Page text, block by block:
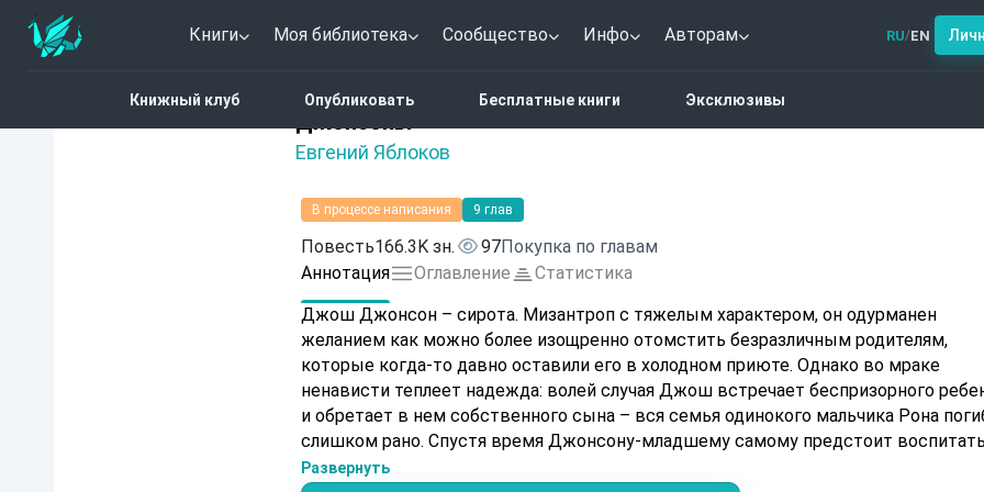
Книги Моя библиотека Сообщество Инфо Авторам RU/EN
Книжный клуб Опубликовать Бесплатные книги Эксклюзивы
Джонсоны
Евгений Яблоков
Нет оценок
В процессе написания 9 глав
Повесть166.3K зн. 97Покупка по главам
Аннотация
Оглавление
Статистика
Джош Джонсон – сирота. Мизантроп с тяжелым характером, он одурманен
желанием как можно более изощренно отомстить безразличным родителям,
которые когда-то давно оставили его в холодном приюте. Однако во мраке
ненависти теплеет надежда: волей случая Джош встречает беспризорного
и обретает в нем собственного сына – вся семья одинокого мальчика Рона
слишком рано. Спустя время Джонсону-младшему самому предстоит воспитать
ребенка – но сможет ли он все сделать правильно? Три непростые судьбы. Три
Развернуть